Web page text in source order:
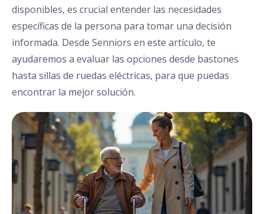
disponibles, es crucial entender las necesidades
específicas de la persona para tomar una decisión
informada. Desde Senniors en este artículo, te
ayudaremos a evaluar las opciones desde bastones
hasta sillas de ruedas eléctricas, para que puedas
encontrar la mejor solución.